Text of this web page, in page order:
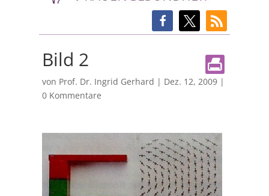
Bild 2
von Prof. Dr. Ingrid Gerhard | Dez. 12, 2009|
0 Kommentare